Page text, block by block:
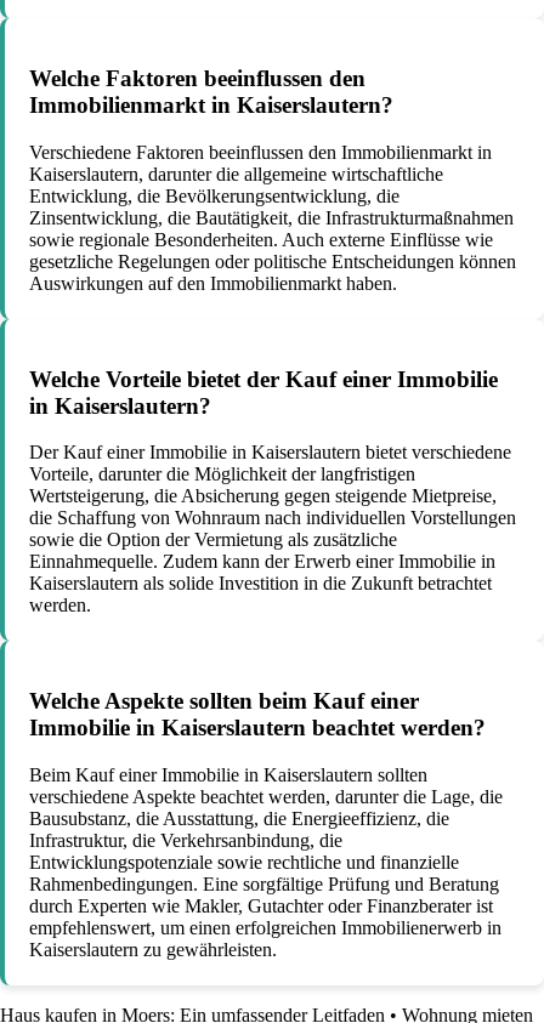
Welche Faktoren beeinflussen den
Immobilienmarkt in Kaiserslautern?
Verschiedene Faktoren beeinflussen den Immobilienmarkt in
Kaiserslautern, darunter die allgemeine wirtschaftliche
Entwicklung, die Bevölkerungsentwicklung, die
Zinsentwicklung, die Bautätigkeit, die Infrastrukturmaßnahmen
sowie regionale Besonderheiten. Auch externe Einflüsse wie
gesetzliche Regelungen oder politische Entscheidungen können
Auswirkungen auf den Immobilienmarkt haben.
Welche Vorteile bietet der Kauf einer Immobilie
in Kaiserslautern?
Der Kauf einer Immobilie in Kaiserslautern bietet verschiedene
Vorteile, darunter die Möglichkeit der langfristigen
Wertsteigerung, die Absicherung gegen steigende Mietpreise,
die Schaffung von Wohnraum nach individuellen Vorstellungen
sowie die Option der Vermietung als zusätzliche
Einnahmequelle. Zudem kann der Erwerb einer Immobilie in
Kaiserslautern als solide Investition in die Zukunft betrachtet
werden.
Welche Aspekte sollten beim Kauf einer
Immobilie in Kaiserslautern beachtet werden?
Beim Kauf einer Immobilie in Kaiserslautern sollten
verschiedene Aspekte beachtet werden, darunter die Lage, die
Bausubstanz, die Ausstattung, die Energieeffizienz, die
Infrastruktur, die Verkehrsanbindung, die
Entwicklungspotenziale sowie rechtliche und finanzielle
Rahmenbedingungen. Eine sorgfältige Prüfung und Beratung
durch Experten wie Makler, Gutachter oder Finanzberater ist
empfehlenswert, um einen erfolgreichen Immobilienerwerb in
Kaiserslautern zu gewährleisten.
Haus kaufen in Moers: Ein umfassender Leitfaden • Wohnung mieten